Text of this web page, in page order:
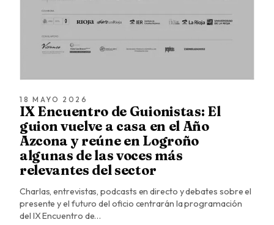
18 MAYO 2026
IX Encuentro de Guionistas: El
guion vuelve a casa en el Año
Azcona y reúne en Logroño
algunas de las voces más
relevantes del sector
Charlas, entrevistas, podcasts en directo y debates sobre el
presente y el futuro del oficio centrarán la programación
del IX Encuentro de…